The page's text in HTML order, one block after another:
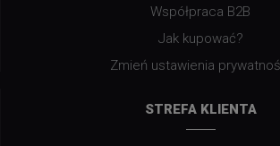
Współpraca B2B
Jak kupować?
Zmień ustawienia
STREFA KLIENTA